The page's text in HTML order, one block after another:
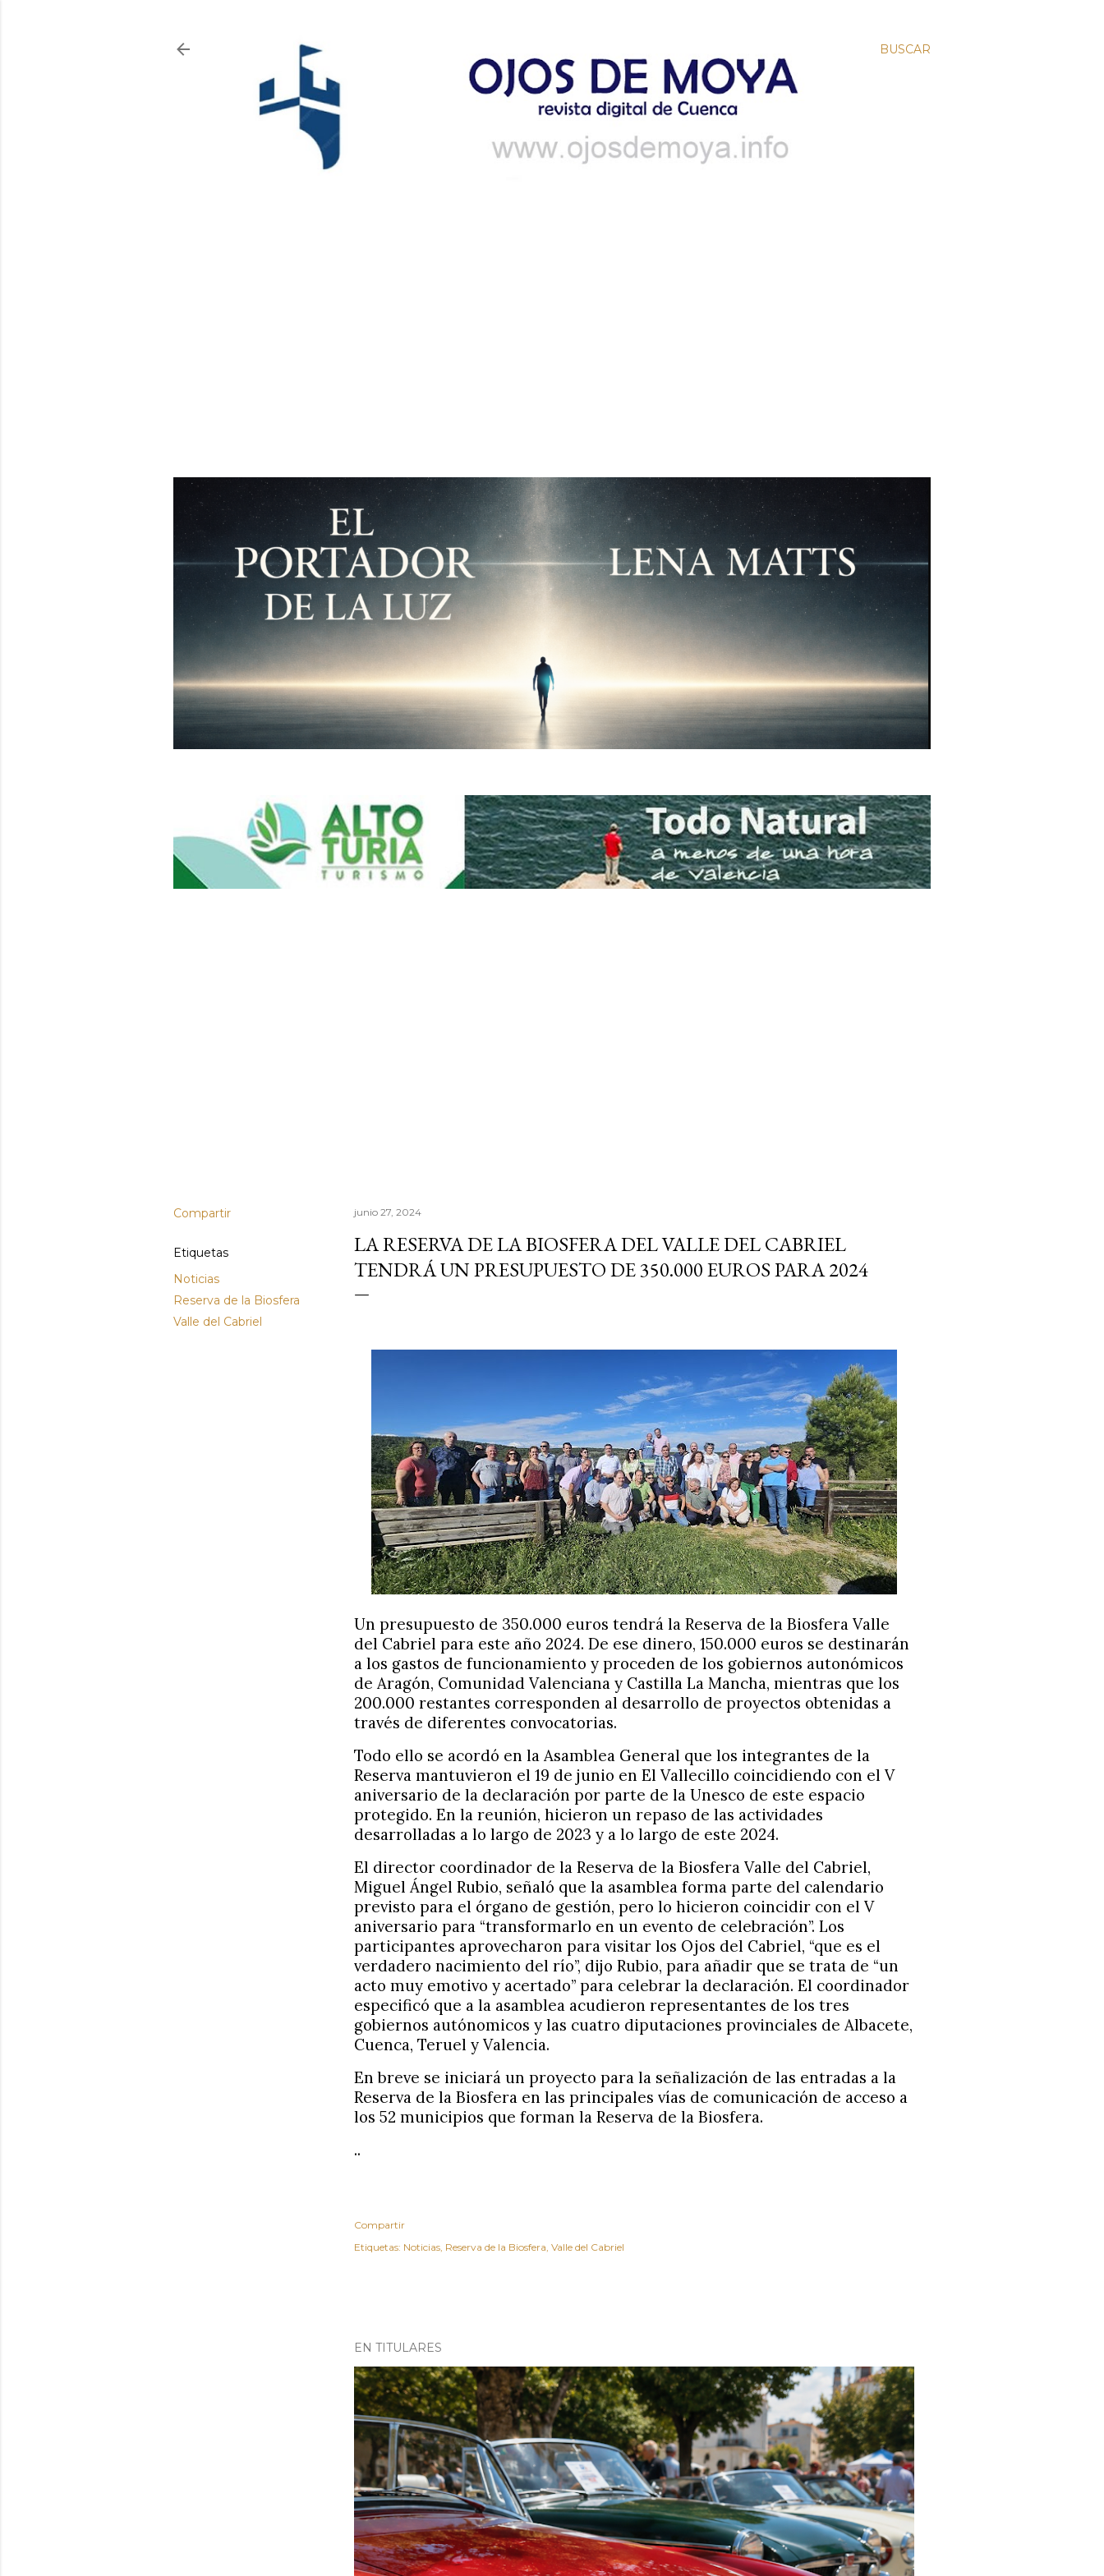
BUSCAR
Compartir
Etiquetas
Noticias
Reserva de la Biosfera
Valle del Cabriel
junio 27, 2024
LA RESERVA DE LA BIOSFERA DEL VALLE DEL CABRIEL
TENDRÁ UN PRESUPUESTO DE 350.000 EUROS PARA 2024
Un presupuesto de 350.000 euros tendrá la Reserva de la Biosfera Valle
del Cabriel para este año 2024. De ese dinero, 150.000 euros se destinarán
a los gastos de funcionamiento y proceden de los gobiernos autonómicos
de Aragón, Comunidad Valenciana y Castilla La Mancha, mientras que los
200.000 restantes corresponden al desarrollo de proyectos obtenidas a
través de diferentes convocatorias.
Todo ello se acordó en la Asamblea General que los integrantes de la
Reserva mantuvieron el 19 de junio en El Vallecillo coincidiendo con el V
aniversario de la declaración por parte de la Unesco de este espacio
protegido. En la reunión, hicieron un repaso de las actividades
desarrolladas a lo largo de 2023 y a lo largo de este 2024.
El director coordinador de la Reserva de la Biosfera Valle del Cabriel,
Miguel Ángel Rubio, señaló que la asamblea forma parte del calendario
previsto para el órgano de gestión, pero lo hicieron coincidir con el V
aniversario para “transformarlo en un evento de celebración”. Los
participantes aprovecharon para visitar los Ojos del Cabriel, “que es el
verdadero nacimiento del río”, dijo Rubio, para añadir que se trata de “un
acto muy emotivo y acertado” para celebrar la declaración. El coordinador
especificó que a la asamblea acudieron representantes de los tres
gobiernos autónomicos y las cuatro diputaciones provinciales de Albacete,
Cuenca, Teruel y Valencia.
En breve se iniciará un proyecto para la señalización de las entradas a la
Reserva de la Biosfera en las principales vías de comunicación de acceso a
los 52 municipios que forman la Reserva de la Biosfera.
..
Compartir
Etiquetas: Noticias Reserva de la Biosfera Valle del Cabriel
EN TITULARES